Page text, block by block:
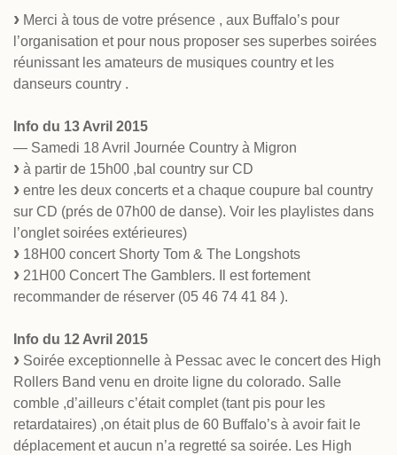
Merci à tous de votre présence , aux Buffalo’s pour
l’organisation et pour nous proposer ses superbes soirées
réunissant les amateurs de musiques country et les
danseurs country .
Info du 13 Avril 2015
— Samedi 18 Avril Journée Country à Migron
à partir de 15h00 ,bal country sur CD
entre les deux concerts et a chaque coupure bal country
sur CD (prés de 07h00 de danse). Voir les playlistes dans
l’onglet soirées extérieures)
18H00 concert Shorty Tom & The Longshots
21H00 Concert The Gamblers. Il est fortement
recommander de réserver (05 46 74 41 84 ).
Info du 12 Avril 2015
Soirée exceptionnelle à Pessac avec le concert des High
Rollers Band venu en droite ligne du colorado. Salle
comble ,d’ailleurs c’était complet (tant pis pour les
retardataires) ,on était plus de 60 Buffalo’s à avoir fait le
déplacement et aucun n’a regretté sa soirée. Les High